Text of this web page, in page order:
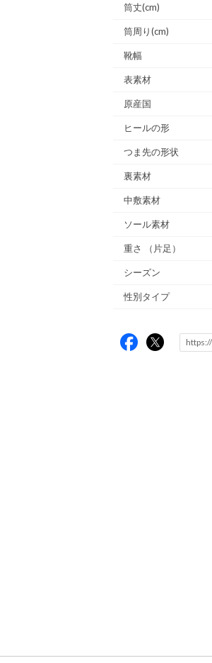
筒丈(cm)
筒周り(cm)
靴幅
表素材
原産国
ヒールの形
つま先の形状
裏素材
中敷素材
ソール素材
重さ （片足）
シーズン
性別タイプ